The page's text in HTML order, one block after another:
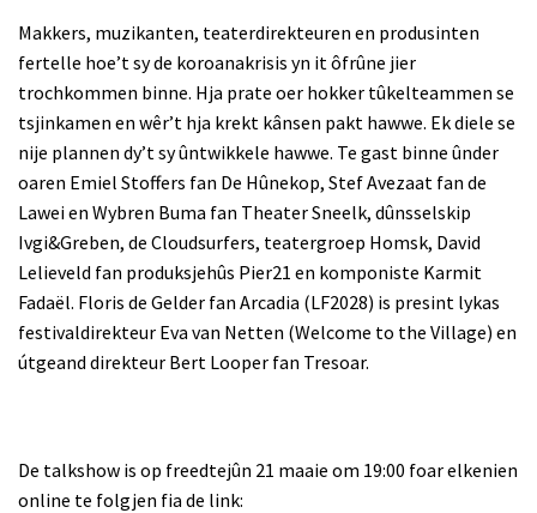
Makkers, muzikanten, teaterdirekteuren en produsinten
fertelle hoe’t sy de koroanakrisis yn it ôfrûne jier
trochkommen binne. Hja prate oer hokker tûkelteammen se
tsjinkamen en wêr’t hja krekt kânsen pakt hawwe. Ek diele se
nije plannen dy’t sy ûntwikkele hawwe. Te gast binne ûnder
oaren Emiel Stoffers fan De Hûnekop, Stef Avezaat fan de
Lawei en Wybren Buma fan Theater Sneelk, dûnsselskip
Ivgi&Greben, de Cloudsurfers, teatergroep Homsk, David
Lelieveld fan produksjehûs Pier21 en komponiste Karmit
Fadaël. Floris de Gelder fan Arcadia (LF2028) is presint lykas
festivaldirekteur Eva van Netten (Welcome to the Village) en
útgeand direkteur Bert Looper fan Tresoar.
De talkshow is op freedtejûn 21 maaie om 19:00 foar elkenien
online te folgjen fia de link: